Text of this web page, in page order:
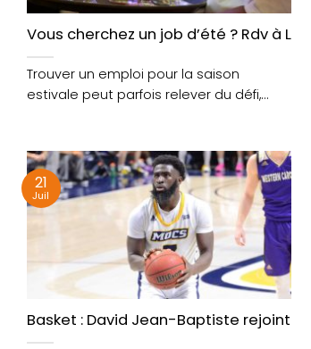
Vous cherchez un job d’été ? Rdv à
Trouver un emploi pour la saison
estivale peut parfois relever du défi,
Basket : David Jean-Baptiste rejoint le
21
Juil